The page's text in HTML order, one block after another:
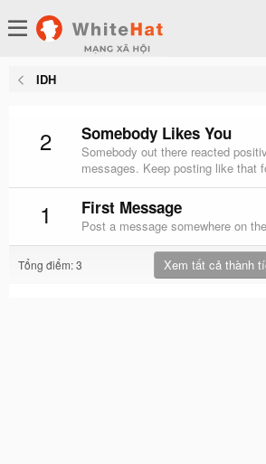
IDH
2 Somebody Likes You
Somebody out there reacted
messages. Keep posting like that
1 First Message
Post a message somewhere on
Tổng điểm: 3 Xem tất cả thành